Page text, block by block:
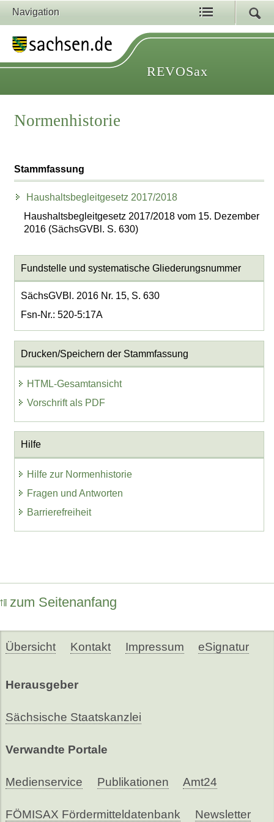
Navigation
REVOSax
Normenhistorie
Stammfassung
Haushaltsbegleitgesetz 2017/2018
Haushaltsbegleitgesetz 2017/2018 vom 15. Dezember
2016 (SächsGVBl. S. 630)
Fundstelle und systematische Gliederungsnummer
SächsGVBl. 2016 Nr. 15, S. 630
Fsn-Nr.: 520-5:17A
Drucken/Speichern der Stammfassung
HTML-Gesamtansicht
Vorschrift als PDF
Hilfe
Hilfe zur Normenhistorie
Fragen und Antworten
Barrierefreiheit
zum Seitenanfang
Übersicht Kontakt Impressum eSignatur
Herausgeber
Sächsische Staatskanzlei
Verwandte Portale
Medienservice Publikationen Amt24
FÖMISAX Fördermitteldatenbank Newsletter